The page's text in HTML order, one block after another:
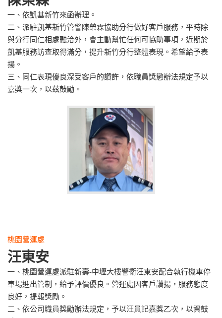
一、依凱基新竹來函辦理。
二、派駐凱基新竹管警陳榮霖協助分行做好客戶服務，平時除
與分行同仁相處融洽外，會主動幫忙任何可協助事項，近期於
凱基服務訪查取得滿分，提升新竹分行整體表現。希望給予表
揚。
三、同仁表現優良深受客戶的讚許，依職員獎懲辦法規定予以
嘉獎一次，以茲鼓勵。
桃園營運處
汪東安
一、桃園營運處派駐新壽-中壢大樓警衛汪東安配合執行機車停
車場進出管制，給予評價優良。營運處因客戶讚揚，服務態度
良好，提報獎勵。
二、依公司職員獎勵辦法規定，予以汪員記嘉獎乙次，以資鼓